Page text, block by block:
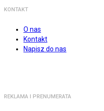
KONTAKT
O nas
Kontakt
Napisz do nas
REKLAMA I PRENUMERATA